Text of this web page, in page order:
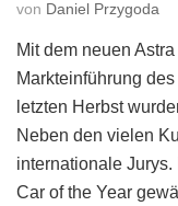
von Daniel Przygoda
Mit dem neuen
Markteinführung
letzten Herbst
Neben den vielen
internationale
Car of the Year